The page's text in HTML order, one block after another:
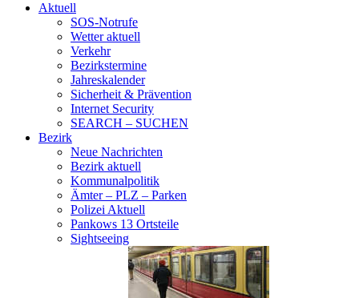
Aktuell
SOS-Notrufe
Wetter aktuell
Verkehr
Bezirkstermine
Jahreskalender
Sicherheit & Prävention
Internet Security
SEARCH – SUCHEN
Bezirk
Neue Nachrichten
Bezirk aktuell
Kommunalpolitik
Ämter – PLZ – Parken
Polizei Aktuell
Pankows 13 Ortsteile
Sightseeing